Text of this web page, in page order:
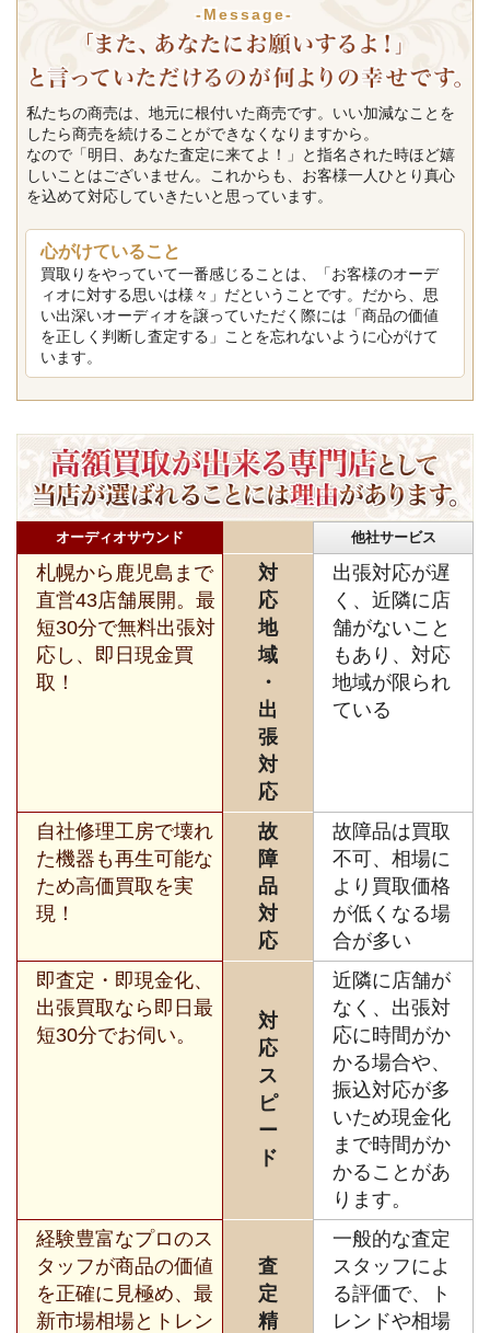
-Message-
私たちの商売は、地元に根付いた商売です。いい加減なことを
したら商売を続けることができなくなりますから。
なので「明日、あなた査定に来てよ！」と指名された時ほど嬉
しいことはございません。これからも、お客様一人ひとり真心
を込めて対応していきたいと思っています。
心がけていること
買取りをやっていて一番感じることは、「お客様のオーデ
ィオに対する思いは様々」だということです。だから、思
い出深いオーディオを譲っていただく際には「商品の価値
を正しく判断し査定する」ことを忘れないように心がけて
います。
オーディオサウンド 他社サービス
札幌から鹿児島まで
直営43店舗展開。最
短30分で無料出張対
応し、即日現金買
取！
対
応
地
域
・
出
張
対
応
出張対応が遅
く、近隣に店
舗がないこと
もあり、対応
地域が限られ
ている
自社修理工房で壊れ
た機器も再生可能な
ため高価買取を実
現！
故
障
品
対
応
故障品は買取
不可、相場に
より買取価格
が低くなる場
合が多い
即査定・即現金化、
出張買取なら即日最
短30分でお伺い。
対
応
ス
ピ
ー
ド
近隣に店舗が
なく、出張対
応に時間がか
かる場合や、
振込対応が多
いため現金化
まで時間がか
かることがあ
ります。
経験豊富なプロのス
タッフが商品の価値
を正確に見極め、最
新市場相場とトレン
査
定
精
一般的な査定
スタッフによ
る評価で、ト
レンドや相場